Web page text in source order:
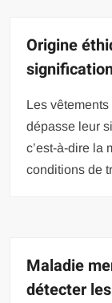
Origine
Les
dépasse leur
c’est-à-dire la
conditions de
Maladie
détecter